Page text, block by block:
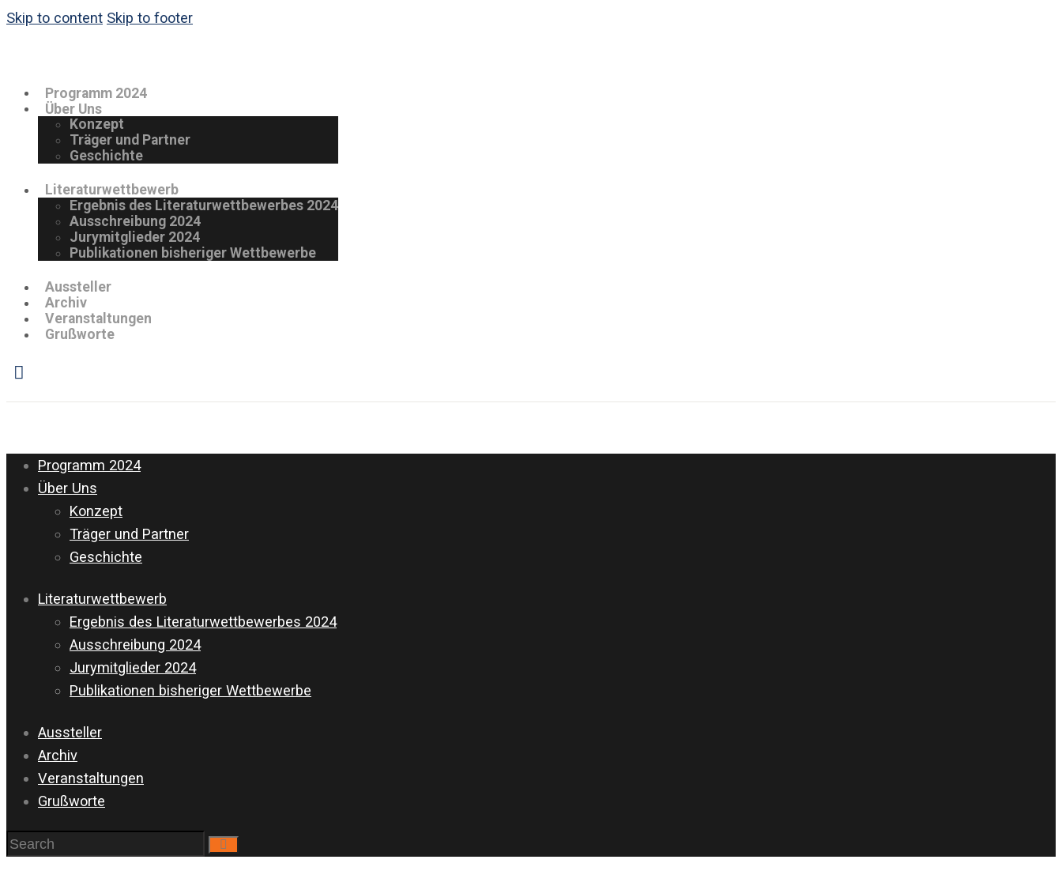
Skip to content Skip to footer
Programm 2024
Über Uns
Konzept
Träger und Partner
Geschichte
Literaturwettbewerb
Ergebnis des Literaturwettbewerbes 2024
Ausschreibung 2024
Jurymitglieder 2024
Publikationen bisheriger Wettbewerbe
Aussteller
Archiv
Veranstaltungen
Grußworte
Programm 2024
Über Uns
Konzept
Träger und Partner
Geschichte
Literaturwettbewerb
Ergebnis des Literaturwettbewerbes 2024
Ausschreibung 2024
Jurymitglieder 2024
Publikationen bisheriger Wettbewerbe
Aussteller
Archiv
Veranstaltungen
Grußworte